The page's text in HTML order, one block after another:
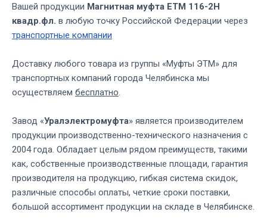
Вашей продукции Магнитная муфта ЕТМ 116-2Н
квадр.фл. в любую точку Российской Федерации через
транспортные компании
Доставку любого товара из группы «Муфты ЭТМ» для
транспортных компаний города Челябинска мы
осуществляем бесплатно.
Завод «Уралэлектромуфта» является производителем
продукции производственно-технического назначения с
2004 года. Обладает целым рядом преимуществ, такими
как, собственные производственные площади, гарантия
производителя на продукцию, гибкая система скидок,
различные способы оплаты, четкие сроки поставки,
большой ассортимент продукции на складе в Челябинске.